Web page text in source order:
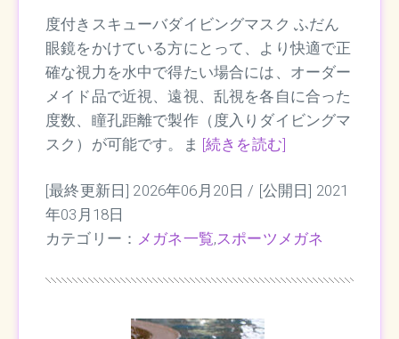
度付きスキューバダイビングマスク ふだん
眼鏡をかけている方にとって、より快適で正
確な視力を水中で得たい場合には、オーダー
メイド品で近視、遠視、乱視を各自に合った
度数、瞳孔距離で製作（度入りダイビングマ
スク）が可能です。ま [続きを読む]
[最終更新日] 2026年06月20日 / [公開日] 2021
年03月18日
カテゴリー： メガネ一覧,スポーツメガネ